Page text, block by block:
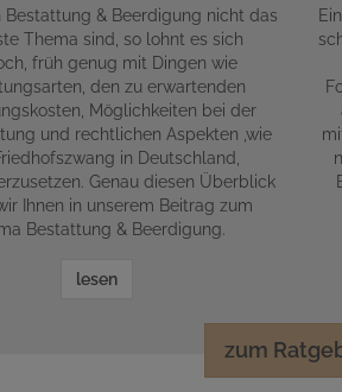
Bestattung & Beerdigung nicht das
Thema sind, so lohnt es sich
früh genug mit Dingen wie
den zu erwartenden
Möglichkeiten bei der
und rechtlichen Aspekten ,wie
in Deutschland,
Genau diesen Überblick
Ihnen in unserem Beitrag zum
Bestattung & Beerdigung.
lesen
zum